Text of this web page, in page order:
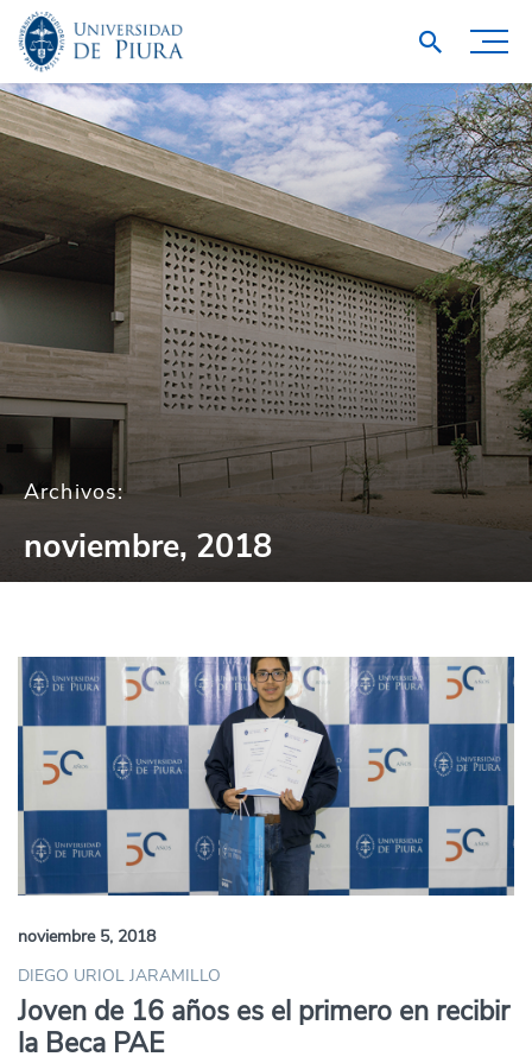
Archivos:
noviembre, 2018
noviembre 5, 2018
DIEGO URIOL JARAMILLO
Joven de 16 años es el primero en recibir
la Beca PAE